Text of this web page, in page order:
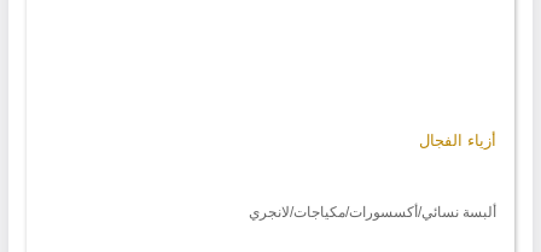
أزياء الفجال
ألبسة نسائي/أكسسورات/مكياجات/لانجري